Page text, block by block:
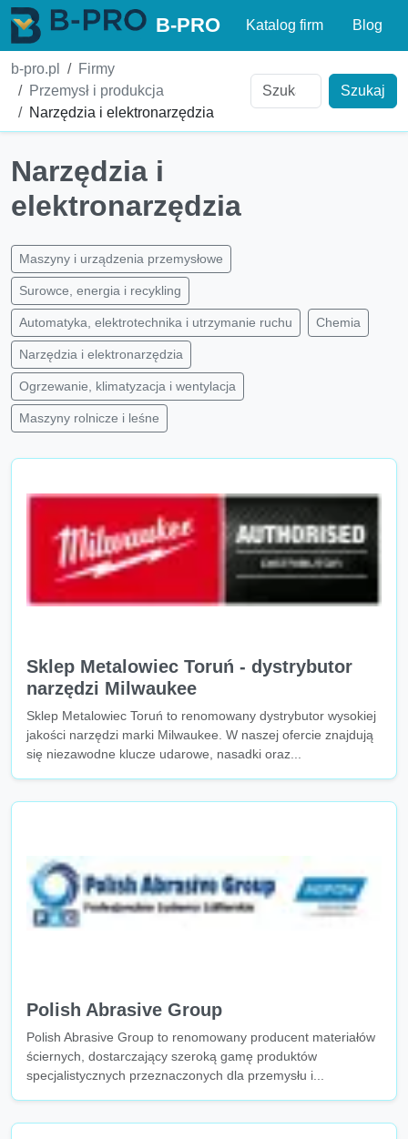
B-PRO Katalog firm Blog
b-pro.pl
Firmy
Przemysł i produkcja
Narzędzia i elektronarzędzia
Szukaj
Narzędzia i
elektronarzędzia
Maszyny i urządzenia przemysłowe
Surowce, energia i recykling
Automatyka, elektrotechnika i utrzymanie ruchu Chemia
Narzędzia i elektronarzędzia
Ogrzewanie, klimatyzacja i wentylacja
Maszyny rolnicze i leśne
Sklep Metalowiec Toruń - dystrybutor
narzędzi Milwaukee
Sklep Metalowiec Toruń to renomowany dystrybutor wysokiej
jakości narzędzi marki Milwaukee. W naszej ofercie znajdują
się niezawodne klucze udarowe, nasadki oraz...
Polish Abrasive Group
Polish Abrasive Group to renomowany producent materiałów
ściernych, dostarczający szeroką gamę produktów
specjalistycznych przeznaczonych dla przemysłu i...